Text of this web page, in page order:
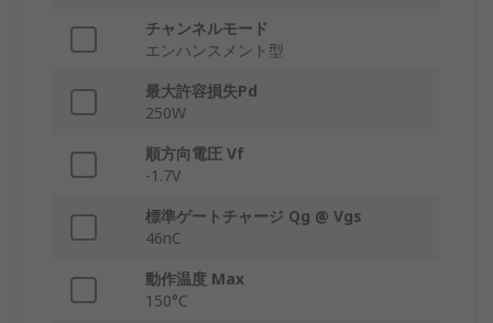
チャンネルモード
エンハンスメント型
最大許容損失Pd
250W
順方向電圧 Vf
-1.7V
標準ゲートチャージ Qg @ Vgs
46nC
動作温度 Max
150°C